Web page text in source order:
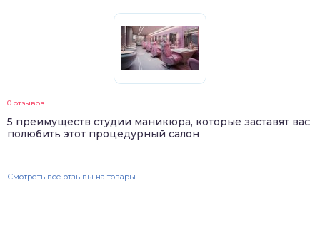
0 отзывов
5 преимуществ студии маникюра, которые заставят вас
полюбить этот процедурный салон
Смотреть все отзывы на товары